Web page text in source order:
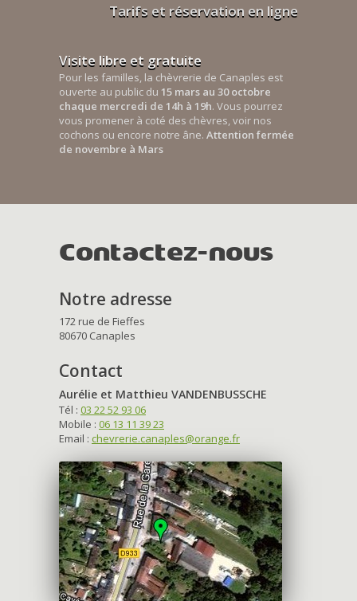
Tarifs et réservation en ligne
Visite libre et gratuite
Pour les familles, la chèvrerie de Canaples est
ouverte au public du 15 mars au 30 octobre
chaque mercredi de 14h à 19h. Vous pourrez
vous promener à coté des chèvres, voir nos
cochons ou encore notre âne. Attention fermée
de novembre à Mars
Contactez-nous
Notre adresse
172 rue de Fieffes
80670 Canaples
Contact
Aurélie et Matthieu VANDENBUSSCHE
Tél : 03 22 52 93 06
Mobile : 06 13 11 39 23
Email : chevrerie.canaples@orange.fr